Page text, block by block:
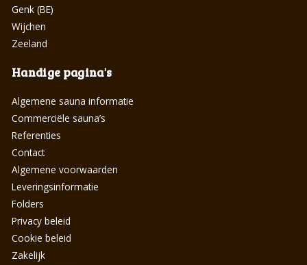
Genk (BE)
Wijchen
Zeeland
Handige pagina's
Algemene sauna informatie
Commerciële sauna’s
Referenties
Contact
Algemene voorwaarden
Leveringsinformatie
Folders
Privacy beleid
Cookie beleid
Zakelijk